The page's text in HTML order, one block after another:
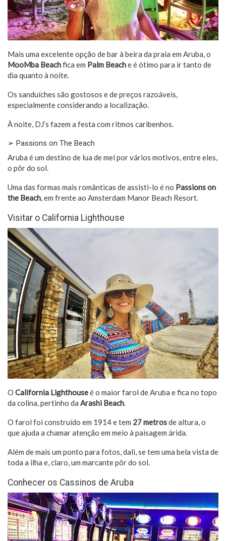
Mais uma excelente opção de bar à beira da praia em Aruba, o
MooMba Beachfica em Palm Beache é ótimo para ir tanto de
dia quanto à noite.
Os sanduíches são gostosos e de preços razoáveis,
especialmente considerando a localização.
À noite, DJ’s fazem a festa com ritmos caribenhos.
➢ Passions on The Beach
Aruba é um destino de lua de mel por vários motivos, entre eles,
o pôr do sol.
Uma das formas mais românticas de assisti-lo é no Passions on
the Beach, em frente ao Amsterdam Manor Beach Resort.
Visitar o California Lighthouse
O California Lighthouseé o maior farol de Aruba e fica no topo
da colina, pertinho da Arashi Beach.
O farol foi construído em 1914 e tem 27 metrosde altura, o
que ajuda a chamar atenção em meio à paisagem árida.
Além de mais um ponto para fotos, dali, se tem uma bela vista de
toda a ilha e, claro, um marcante pôr do sol.
Conhecer os Cassinos de Aruba